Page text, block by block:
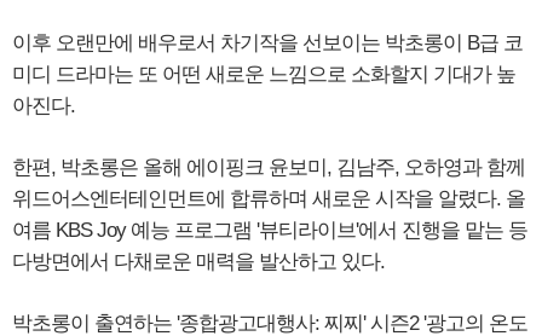
이후 오랜만에 배우로서 차기작을 선보이는 박초롱이 B급 코
미디 드라마는 또 어떤 새로운 느낌으로 소화할지 기대가 높
아진다.
한편, 박초롱은 올해 에이핑크 윤보미, 김남주, 오하영과 함께
위드어스엔터테인먼트에 합류하며 새로운 시작을 알렸다. 올
여름 KBS Joy 예능 프로그램 '뷰티라이브'에서 진행을 맡는 등
다방면에서 다채로운 매력을 발산하고 있다.
박초롱이 출연하는 '종합광고대행사: 찌찌' 시즌2 '광고의 온도